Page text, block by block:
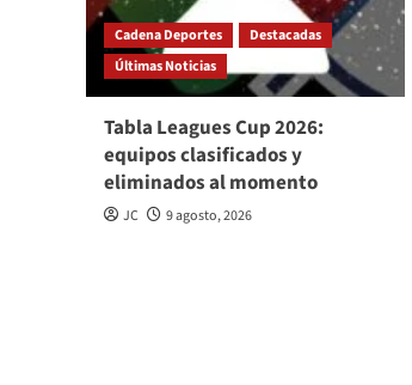
Cadena Deportes
Destacadas
Últimas Noticias
Tabla Leagues Cup 2026:
equipos clasificados y
eliminados al momento
JC 9 agosto, 2026